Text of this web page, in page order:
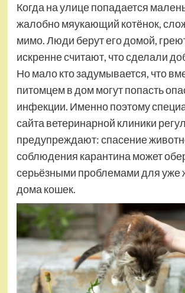
Когда на улице попадается
жалобно мяукающий котёнок,
мимо. Люди берут его домой,
искренне считают, что сделали
Но мало кто задумывается, что
питомцем в дом могут попасть
инфекции. Именно поэтому
сайта ветеринарной клиники
предупреждают: спасение
соблюдения карантина может
серьёзными проблемами для уже
дома кошек.